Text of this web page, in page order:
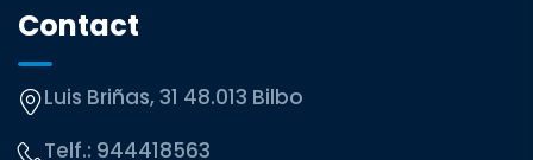
Contact
Luis Briñas, 31 48.013 Bilbo
Telf.: 944418563